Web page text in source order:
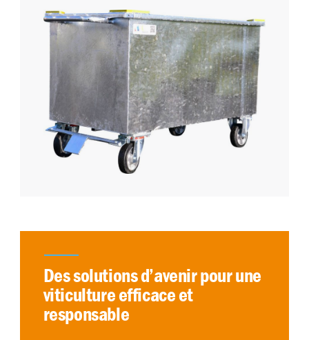
Des solutions d’avenir pour une
viticulture efficace et
responsable